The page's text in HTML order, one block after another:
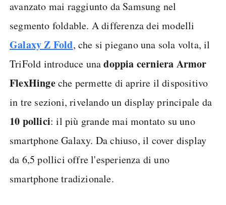
avanzato mai raggiunto da Samsung nel
segmento foldable. A differenza dei modelli
Galaxy Z Fold, che si piegano una sola volta, il
TriFold introduce unadoppia cerniera Armor
FlexHingeche permette di aprire il dispositivo
in tre sezioni, rivelando un display principale da
10 pollici: il più grande mai montato su uno
smartphone Galaxy. Da chiuso, il cover display
da 6,5 pollici offre l'esperienza di uno
smartphone tradizionale.